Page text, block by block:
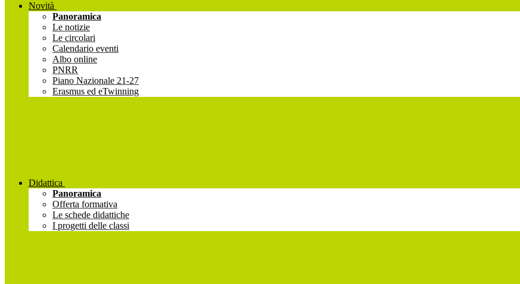
Novità
Panoramica
Le notizie
Le circolari
Calendario eventi
Albo online
PNRR
Piano Nazionale 21-27
Erasmus ed eTwinning
Didattica
Panoramica
Offerta formativa
Le schede didattiche
I progetti delle classi